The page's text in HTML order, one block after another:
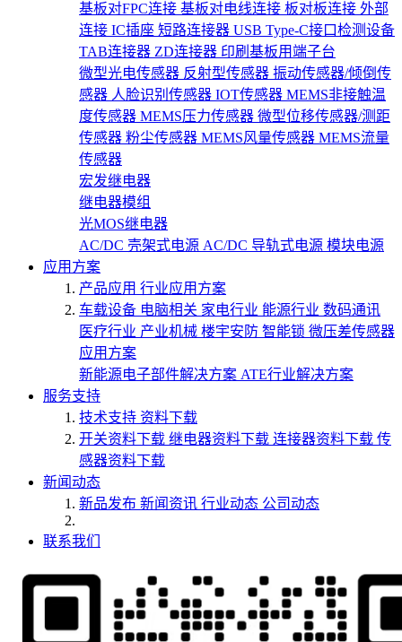
基板对FPC连接 基板对电线连接 板对板连接 外部
连接 IC插座 短路连接器 USB Type-C接口检测设备
TAB连接器 ZD连接器 印刷基板用端子台
微型光电传感器 反射型传感器 振动传感器/倾倒传
感器 人脸识别传感器 IOT传感器 MEMS非接触温
度传感器 MEMS压力传感器 微型位移传感器/测距
传感器 粉尘传感器 MEMS风量传感器 MEMS流量
传感器
宏发继电器
继电器模组
光MOS继电器
AC/DC 壳架式电源 AC/DC 导轨式电源 模块电源
应用方案
产品应用 行业应用方案
车载设备 电脑相关 家电行业 能源行业 数码通讯
医疗行业 产业机械 楼宇安防 智能锁 微压差传感器
应用方案
新能源电子部件解决方案 ATE行业解决方案
服务支持
技术支持 资料下载
开关资料下载 继电器资料下载 连接器资料下载 传
感器资料下载
新闻动态
新品发布 新闻资讯 行业动态 公司动态
联系我们